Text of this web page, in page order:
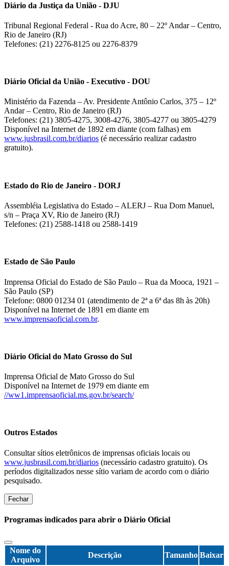
Diário da Justiça da União - DJU
Tribunal Regional Federal - Rua do Acre, 80 – 22º Andar – Centro,
Rio de Janeiro (RJ)
Telefones: (21) 2276-8125 ou 2276-8379
Diário Oficial da União - Executivo - DOU
Ministério da Fazenda – Av. Presidente Antônio Carlos, 375 – 12º
Andar – Centro, Rio de Janeiro (RJ)
Telefones: (21) 3805-4275, 3008-4276, 3805-4277 ou 3805-4279
Disponível na Internet de 1892 em diante (com falhas) em
www.jusbrasil.com.br/diarios (é necessário realizar cadastro
gratuito).
Estado do Rio de Janeiro - DORJ
Assembléia Legislativa do Estado – ALERJ – Rua Dom Manuel,
s/n – Praça XV, Rio de Janeiro (RJ)
Telefones: (21) 2588-1418 ou 2588-1419
Estado de São Paulo
Imprensa Oficial do Estado de São Paulo – Rua da Mooca, 1921 –
São Paulo (SP)
Telefone: 0800 01234 01 (atendimento de 2ª a 6ª das 8h às 20h)
Disponível na Internet de 1891 em diante em
www.imprensaoficial.com.br.
Diário Oficial do Mato Grosso do Sul
Imprensa Oficial de Mato Grosso do Sul
Disponível na Internet de 1979 em diante em
//ww1.imprensaoficial.ms.gov.br/search/
Outros Estados
Consultar sítios eletrônicos de imprensas oficiais locais ou
www.jusbrasil.com.br/diarios (necessário cadastro gratuito). Os
períodos digitalizados nesse sítio variam de acordo com o diário
pesquisado.
Fechar
Programas indicados para abrir o Diário Oficial
Nome do
Arquivo
Descrição Tamanho Baixar